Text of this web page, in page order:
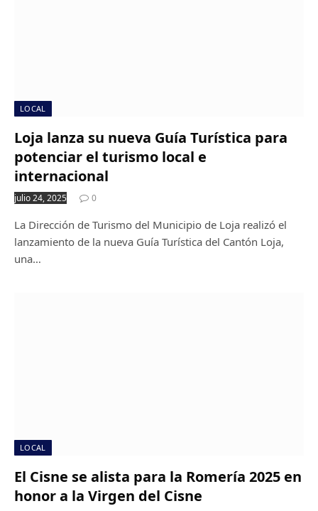
LOCAL
Loja lanza su nueva Guía Turística para
potenciar el turismo local e
internacional
julio 24, 2025 0
La Dirección de Turismo del Municipio de Loja realizó el
lanzamiento de la nueva Guía Turística del Cantón Loja,
una…
LOCAL
El Cisne se alista para la Romería 2025 en
honor a la Virgen del Cisne